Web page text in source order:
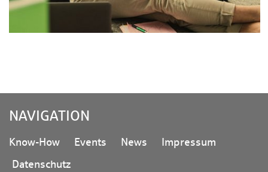
NA­VI­GA­TI­ON
Know-How Events News
Impressum
Datenschutz